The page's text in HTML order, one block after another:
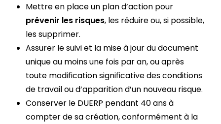
Mettre en place un plan d’action pour
prévenir les risques, les réduire ou, si possible,
les supprimer.
Assurer le suivi et la mise à jour du document
unique au moins une fois par an, ou après
toute modification significative des conditions
de travail ou d’apparition d’un nouveau risque.
Conserver le DUERP pendant 40 ans à
compter de sa création, conformément à la